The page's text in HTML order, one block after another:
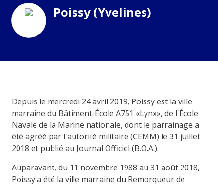
Poissy (Yvelines)
Depuis le mercredi 24 avril 2019, Poissy est la ville
marraine du Bâtiment-École A751 «Lynx», de l'École
Navale de la Marine nationale, dont le parrainage a
été agréé par l'autorité militaire (CEMM) le 31 juillet
2018 et publié au Journal Officiel (B.O.A.).
Auparavant, du 11 novembre 1988 au 31 août 2018,
Poissy a été la ville marraine du Remorqueur de